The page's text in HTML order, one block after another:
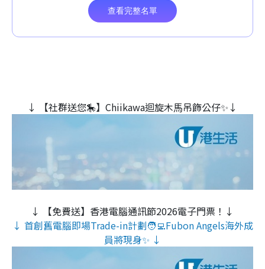
↓ 【社群送您🎠】Chiikawa迴旋木⾺吊飾公仔✨↓
↓ 【免費送】香港電腦通訊節2026電子門票！↓
↓ 首創舊電腦即場Trade-in計劃🧑‍💻Fubon Angels海外成
員將現身✨ ↓